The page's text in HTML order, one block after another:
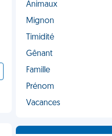
Animaux
Mignon
Timidité
Gênant
Famille
Prénom
Vacances